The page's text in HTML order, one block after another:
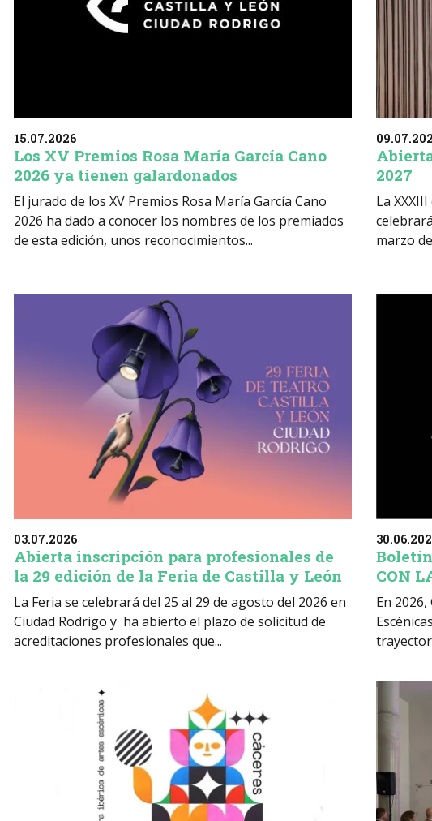
15.07.2026
Los XV Premios Rosa María García Cano
2026 ya tienen galardonados
El jurado de los XV Premios Rosa María García Cano
2026 ha dado a conocer los nombres de los premiados
de esta edición, unos reconocimientos...
2027
La
marzo
03.07.2026
Abierta inscripción para profesionales de
la 29 edición de la Feria de Castilla y León
La Feria se celebrará del 25 al 29 de agosto del 2026 en
Ciudad Rodrigo y ha abierto el plazo de solicitud de
acreditaciones profesionales que...
Boletín
CON
En